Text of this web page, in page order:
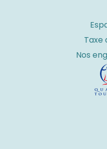
Taxe
Nos